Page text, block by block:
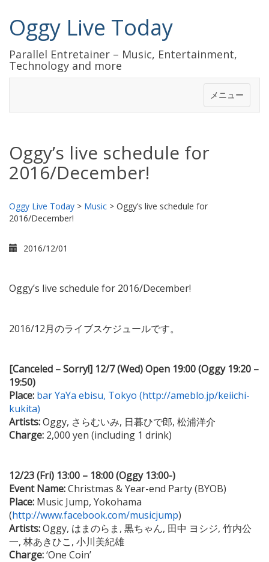
Oggy Live Today
Parallel Entretainer – Music, Entertainment,
Technology and more
メニュー
Oggy’s live schedule for
2016/December!
Oggy Live Today > Music > Oggy’s live schedule for
2016/December!
2016/12/01
Oggy’s live schedule for 2016/December!
2016/12月のライブスケジュールです。
[Canceled – Sorry!] 12/7 (Wed) Open 19:00 (Oggy 19:20 –
19:50)
Place: bar YaYa ebisu, Tokyo (http://ameblo.jp/keiichi-
kukita)
Artists:Oggy, さらむいみ, 日暮ひで郎, 松浦洋介
Charge: 2,000 yen (including 1 drink)
12/23 (Fri) 13:00 – 18:00 (Oggy 13:00-)
Event Name:Christmas & Year-end Party (BYOB)
Place: Music Jump, Yokohama
(http://www.facebook.com/musicjump)
Artists:Oggy, はまのらま, 黒ちゃん, 田中 ヨシジ, 竹内公
一, 林あきひこ, 小川美紀雄
Charge:‘One Coin’